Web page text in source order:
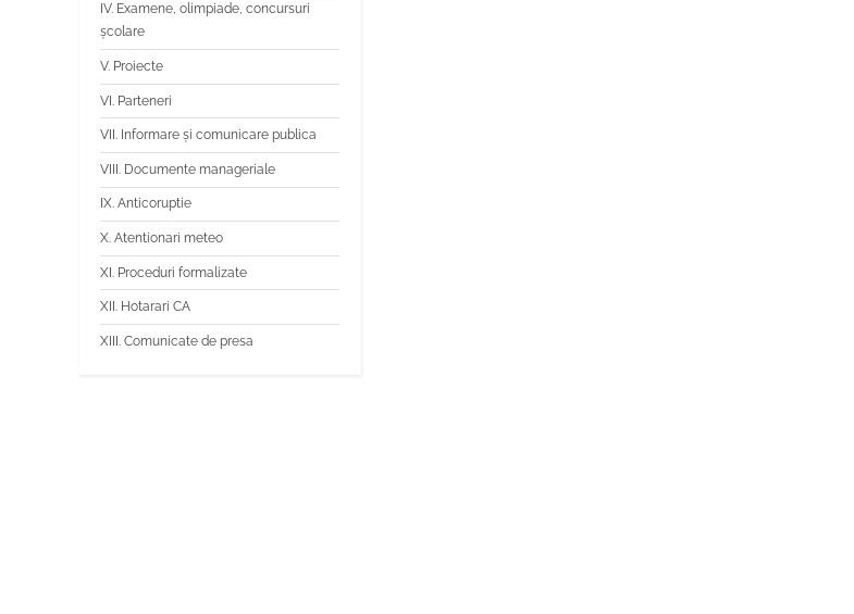
IV. Examene, olimpiade, concursuri
școlare
V. Proiecte
VI. Parteneri
VII. Informare și comunicare publica
VIII. Documente manageriale
IX. Anticoruptie
X. Atentionari meteo
XI. Proceduri formalizate
XII. Hotarari CA
XIII. Comunicate de presa